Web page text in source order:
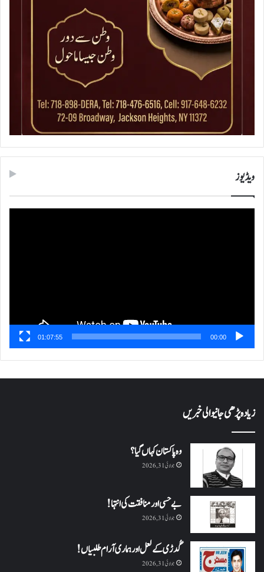
ویڈیوز
00:00
01:07:55
زیادہ پڑھی جانیوالی خبریں
وہ پاکستان کہاں گیا؟
جولائی 31, 2026
بے حسی اور منافقت کی انتہا !
جولائی 31, 2026
گُدڑی کے لعل اور ہماری آرام طلبیاں!
جولائی 31, 2026